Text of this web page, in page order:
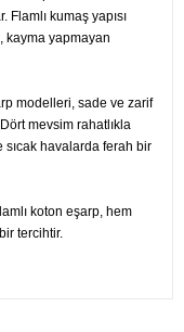
kumaş yapısı
kayma yapmayan
modelleri, sade ve zarif
mevsim rahatlıkla
sıcak havalarda ferah bir
koton eşarp, hem
tercihtir.